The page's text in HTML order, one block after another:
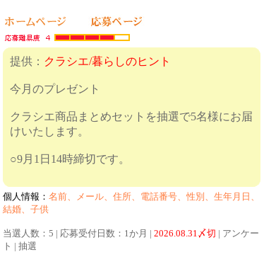
提供： クラシエ/暮らしのヒント
今月のプレゼント
クラシエ商品まとめセットを抽選で5名様にお届
けいたします。
○9月1日14時締切です。
個人情報： 名前、メール、住所、電話番号、性別、生年月日、
結婚、子供
当選人数：5 | 応募受付日数：1か月 | 2026.08.31〆切 | アンケー
ト | 抽選